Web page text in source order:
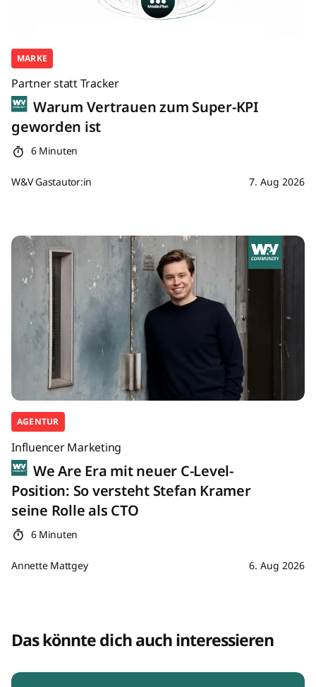
MARKE
Partner statt Tracker
Warum Vertrauen zum Super-KPI
geworden ist
6 Minuten
W&V Gastautor:in 7. Aug 2026
AGENTUR
Influencer Marketing
We Are Era mit neuer C-Level-
Position: So versteht Stefan Kramer
seine Rolle als CTO
6 Minuten
Annette Mattgey 6. Aug 2026
Das könnte dich auch interessieren